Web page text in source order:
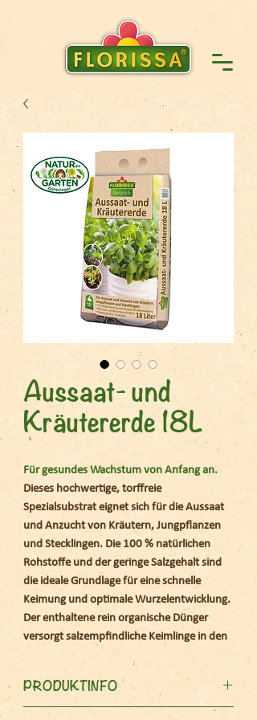
Aussaat- und
Kräutererde 18L
Für gesundes Wachstum von Anfang an.
Dieses hochwertige, torffreie
Spezialsubstrat eignet sich für die Aussaat
und Anzucht von Kräutern, Jungpflanzen
und Stecklingen. Die 100 % natürlichen
Rohstoffe und der geringe Salzgehalt sind
die ideale Grundlage für eine schnelle
Keimung und optimale Wurzelentwicklung.
Der enthaltene rein organische Dünger
versorgt salzempfindliche Keimlinge in den
ersten 4 - 6 Wochen schonend mit allen
wichtigen Hauptnährstoffen. Die milde
Dosierung verhindert zu schnelles
Wachstum, das Pflanzen anfällig für
PRODUKTINFO
Für schnelle Keimung und optimale